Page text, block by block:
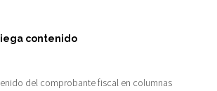
contenido
del comprobante fiscal en columnas